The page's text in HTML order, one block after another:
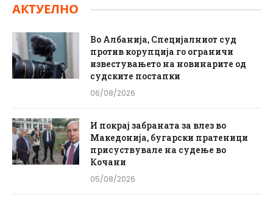
АКТУЕЛНО
Во Албанија, Специјалниот суд
против корупција го ограничи
известувањето на новинарите од
судските постапки
06/08/2026
И покрај забраната за влез во
Македонија, бугарски пратеници
присуствувале на судење во
Кочани
05/08/2026